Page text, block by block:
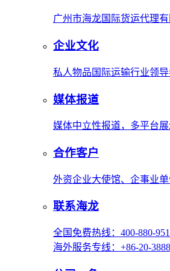
广州市海龙国际货运代理
企业文化
私人物品国际运输行业领
媒体报道
媒体中立性报道，多平台
合作客户
外资企业大使馆、企事业
联系海龙
全国免费热线：400-880-
海外服务专线：+86-20-